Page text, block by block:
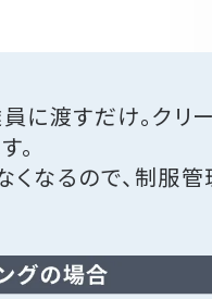
に渡すだけ。クリ
。
なるので、制服